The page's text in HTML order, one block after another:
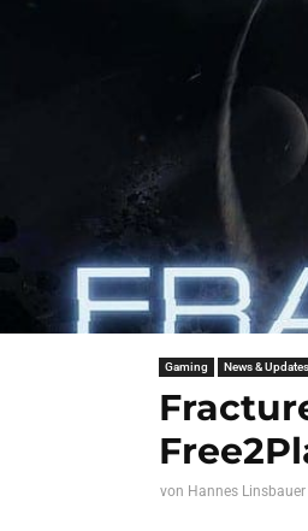
Gaming News & Updates
von Hannes Linsbauer